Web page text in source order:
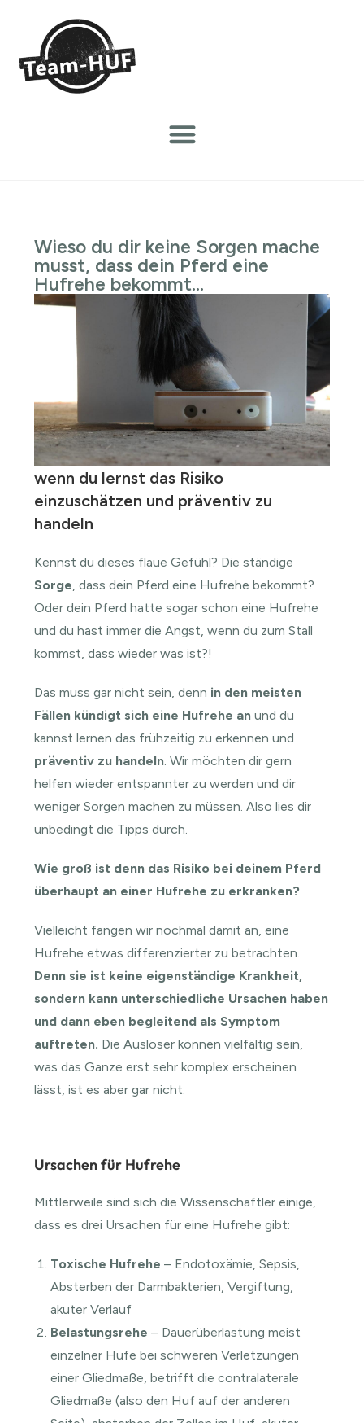
Wieso du dir keine Sorgen mache
musst, dass dein Pferd eine
Hufrehe bekommt…
wenn du lernst das Risiko
einzuschätzen und präventiv zu
handeln
Kennst du dieses flaue Gefühl? Die ständige
Sorge , dass dein Pferd eine Hufrehe bekommt?
Oder dein Pferd hatte sogar schon eine Hufrehe
und du hast immer die Angst, wenn du zum Stall
kommst, dass wieder was ist?!
Das muss gar nicht sein, denn in den meisten
Fällen kündigt sich eine Hufrehe an und du
kannst lernen das frühzeitig zu erkennen und
präventiv zu handeln . Wir möchten dir gern
helfen wieder entspannter zu werden und dir
weniger Sorgen machen zu müssen. Also lies dir
unbedingt die Tipps durch.
Wie groß ist denn das Risiko bei deinem Pferd
überhaupt an einer Hufrehe zu erkranken?
Vielleicht fangen wir nochmal damit an, eine
Hufrehe etwas differenzierter zu betrachten.
Denn sie ist keine eigenständige Krankheit,
sondern kann unterschiedliche Ursachen haben
und dann eben begleitend als Symptom
auftreten. Die Auslöser können vielfältig sein,
was das Ganze erst sehr komplex erscheinen
lässt, ist es aber gar nicht.
Ursachen für Hufrehe
Mittlerweile sind sich die Wissenschaftler einige,
dass es drei Ursachen für eine Hufrehe gibt:
Toxische Hufrehe– Endotoxämie, Sepsis,
Absterben der Darmbakterien, Vergiftung,
akuter Verlauf
Belastungsrehe– Dauerüberlastung meist
einzelner Hufe bei schweren Verletzungen
einer Gliedmaße, betrifft die contralaterale
Gliedmaße (also den Huf auf der anderen